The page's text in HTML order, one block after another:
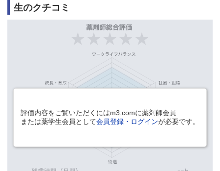
生のクチコミ
評価内容をご覧いただくにはm3.comに薬剤師会員
または薬学生会員として会員登録・ログインが必要です。